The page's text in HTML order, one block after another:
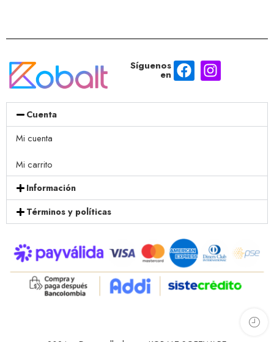
Síguenos
en
Cuenta
Mi cuenta
Mi carrito
Información
Términos y políticas